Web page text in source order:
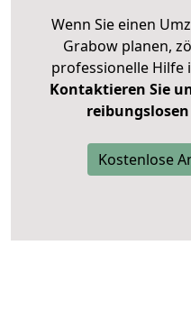
Wenn Sie einen
Grabow planen,
professionelle Hilfe
Kontaktieren Sie
Kostenlose